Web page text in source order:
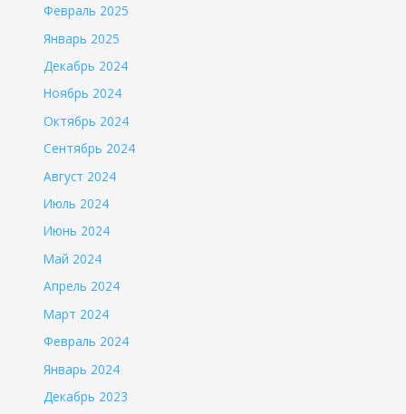
Февраль 2025
Январь 2025
Декабрь 2024
Ноябрь 2024
Октябрь 2024
Сентябрь 2024
Август 2024
Июль 2024
Июнь 2024
Май 2024
Апрель 2024
Март 2024
Февраль 2024
Январь 2024
Декабрь 2023